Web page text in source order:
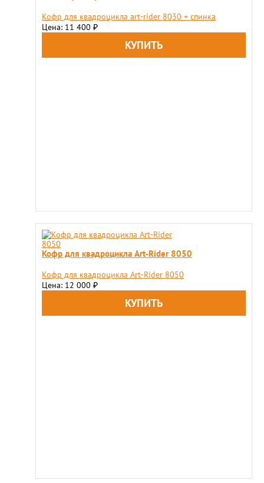
Кофр для квадроцикла art-rider 8030 + спинка
Цена: 11 400 ₽
Кофр для квадроцикла Art-Rider 8050
Кофр для квадроцикла Art-Rider 8050
Цена: 12 000 ₽